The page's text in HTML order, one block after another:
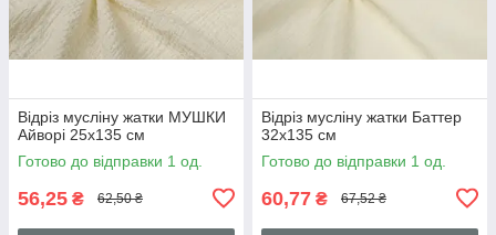
Відріз мусліну жатки МУШКИ
Айворі 25х135 см
Готово до відправки 1 од.
56,25 ₴ 62,50 ₴
Відріз мусліну жатки Баттер
32х135 см
Готово до відправки 1 од.
60,77 ₴ 67,52 ₴